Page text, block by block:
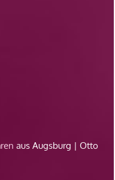
aus Augsburg | Otto